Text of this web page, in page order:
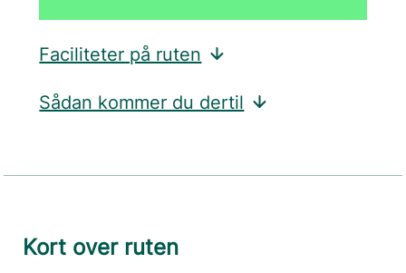
Faciliteter på ruten
Sådan kommer du dertil
Kort over ruten